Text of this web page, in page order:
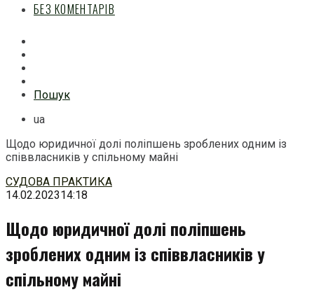
БЕЗ КОМЕНТАРІВ
Пошук
ua
Щодо юридичної долі поліпшень зроблених одним із
співвласників у спільному майні
Перейти
до
СУДОВА ПРАКТИКА
14.02.202314:18
Щодо юридичної долі поліпшень
зроблених одним із співвласників у
спільному майні